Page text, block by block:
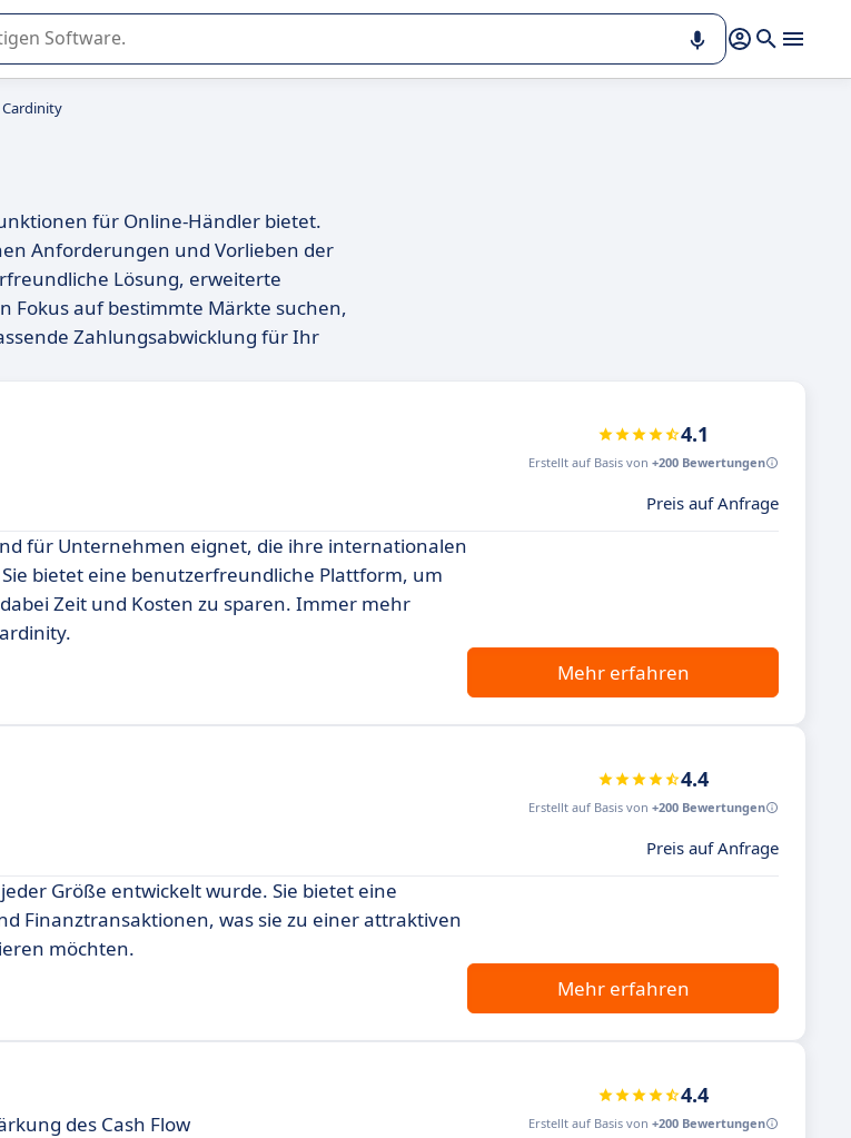
von SaaS-Software in Unternehmen.
für Online-Händler bietet.
Anforderungen und Vorlieben der
Lösung, erweiterte
Fokus auf bestimmte Märkte suchen,
Zahlungsabwicklung für Ihr
4.1
Erstellt auf Basis von +200 Bewertungen
Preis auf Anfrage
für Unternehmen eignet, die ihre internationalen
bietet eine benutzerfreundliche Plattform, um
Zeit und Kosten zu sparen. Immer mehr
Mehr erfahren
4.4
Erstellt auf Basis von +200 Bewertungen
Preis auf Anfrage
Größe entwickelt wurde. Sie bietet eine
Finanztransaktionen, was sie zu einer attraktiven
möchten.
Mehr erfahren
des Cash Flow
4.4
Erstellt auf Basis von +200 Bewertungen